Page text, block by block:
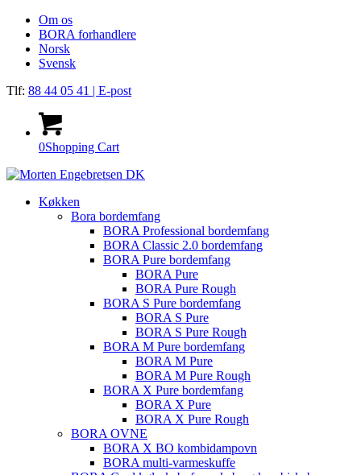
Om os
BORA forhandlere
Norsk
Svensk
Tlf: 88 44 05 41 | E-post
0Shopping Cart
Køkken
Bora bordemfang
BORA Professional bordemfang
BORA Classic 2.0 bordemfang
BORA Pure bordemfang
BORA Pure
BORA Pure Rough
BORA S Pure bordemfang
BORA S Pure
BORA S Pure Rough
BORA M Pure bordemfang
BORA M Pure
BORA M Pure Rough
BORA X Pure bordemfang
BORA X Pure
BORA X Pure Rough
BORA OVNE
BORA X BO kombidampovn
BORA multi-varmeskuffe